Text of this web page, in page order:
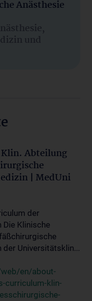
Anästhesie
und
Abteilung
| MedUni
der
Klinische
Universitätsklin...
en/about-
curriculum-klin-